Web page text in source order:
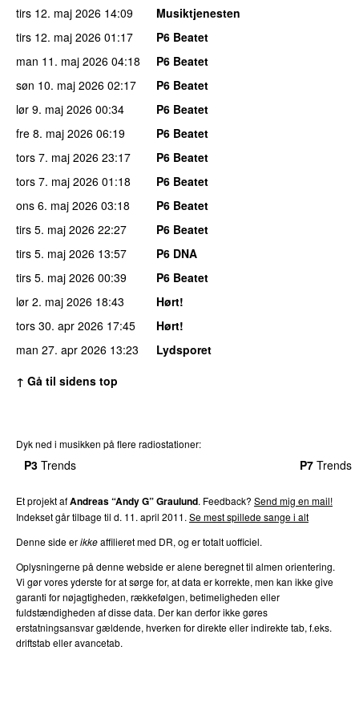
tirs 12. maj 2026 14:09
Musiktjenesten
tirs 12. maj 2026 01:17
P6 Beatet
man 11. maj 2026 04:18
P6 Beatet
søn 10. maj 2026 02:17
P6 Beatet
lør 9. maj 2026 00:34
P6 Beatet
fre 8. maj 2026 06:19
P6 Beatet
tors 7. maj 2026 23:17
P6 Beatet
tors 7. maj 2026 01:18
P6 Beatet
ons 6. maj 2026 03:18
P6 Beatet
tirs 5. maj 2026 22:27
P6 Beatet
tirs 5. maj 2026 13:57
P6 DNA
tirs 5. maj 2026 00:39
P6 Beatet
lør 2. maj 2026 18:43
Hørt!
tors 30. apr 2026 17:45
Hørt!
man 27. apr 2026 13:23
Lydsporet
↑ Gå til sidens top
Dyk ned i musikken på flere radiostationer:
P3 Trends P7 Trends
Et projekt afAndreas “Andy G” Graulund. Feedback? Send mig en mail!
Indekset går tilbage til d. 11. april 2011. Se mest spillede sange i alt
Denne side erikkeaffilieret med DR, og er totalt uofficiel.
Oplysningerne på denne webside er alene beregnet til almen orientering.
Vi gør vores yderste for at sørge for, at data er korrekte, men kan ikke give
garanti for nøjagtigheden, rækkefølgen, betimeligheden eller
fuldstændigheden af disse data. Der kan derfor ikke gøres
erstatningsansvar gældende, hverken for direkte eller indirekte tab, f.eks.
driftstab eller avancetab.